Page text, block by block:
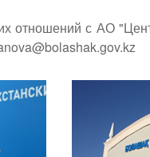
отношений с АО